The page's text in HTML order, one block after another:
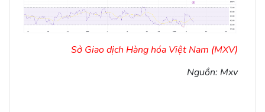
Sở Giao dịch Hàng hóa Việt Nam (MXV)
Nguồn: Mxv